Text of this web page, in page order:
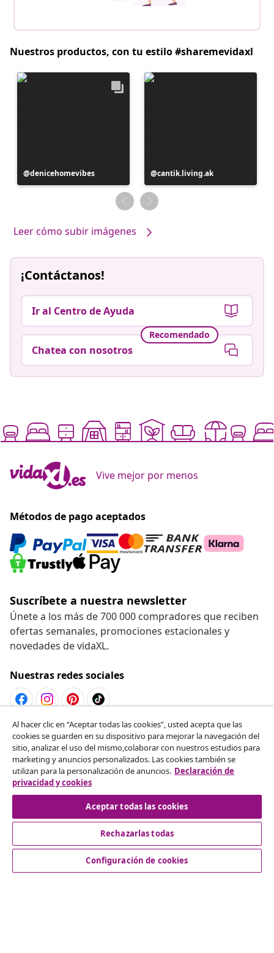
Nuestros productos, con tu estilo #sharemevidaxl
Publicación
realizada
denicehomevibes
Publicación
realizada
por
cantik.living.ak
Leer cómo subir imágenes
¡Contáctanos!
Ir al Centro de Ayuda
Recomendado
Chatea con nosotros
Vive mejor por menos
Métodos de pago aceptados
Suscríbete a nuestra newsletter
Únete a los más de 700 000 compradores que reciben
ofertas semanales, promociones estacionales y
novedades de vidaXL.
Nuestras redes sociales
Desistir del contrato
Solicita la cancelación de tu pedido.
Desistir del contrato
Servicio al Cliente
Empresas
Al hacer clic en “Aceptar todas las cookies”, usted acepta que las
cookies se guarden en su dispositivo para mejorar la navegación del
sitio, analizar el uso del mismo,colaborar con nuestros estudios para
marketing y anuncios personalizados. Las cookies también se
utilizan para la personalización de anuncios. Declaración de
privacidad y cookies
Aceptar todas las cookies
Rechazarlas todas
Configuración de cookies